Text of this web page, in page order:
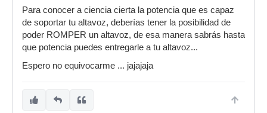
Para conocer a ciencia cierta la potencia que es capaz
de soportar tu altavoz, deberías tener la posibilidad de
poder ROMPER un altavoz, de esa manera sabrás hasta
que potencia puedes entregarle a tu altavoz...
Espero no equivocarme ... jajajaja